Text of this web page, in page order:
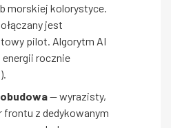
morskiej kolorystyce.
jest
pilot. Algorytm AI
energii rocznie
— wyrazisty,
frontu z dedykowanym